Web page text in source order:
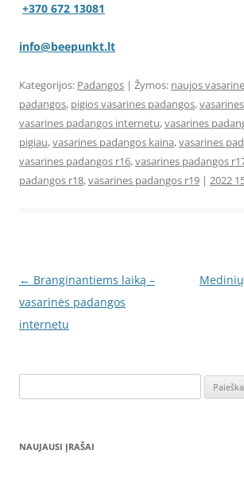
+370 672 13081
info@beepunkt.lt
Kategorijos: Padangos | Žymos: naujos
padangos, pigios vasarines padangos,
vasarines padangos internetu,vasarines
pigiau,vasarines padangos kaina,vasarines
vasarines padangos r16,vasarines padangos
padangos r18,vasarines padangos r19 | 2022
Įrašo
navigacija
← Branginantiems laiką –
vasarinės padangos
internetu
NAUJAUSI ĮRAŠAI